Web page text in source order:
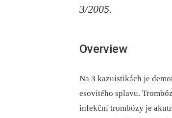
3/2005.
Overview
Na 3 kazuistikách je
esovitého splavu.
infekční trombózy je